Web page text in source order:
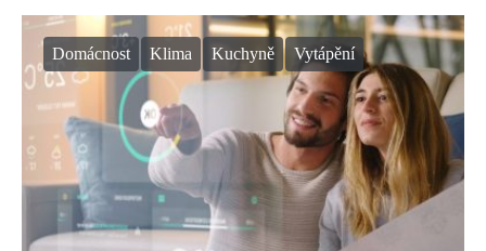
Domácnost Klima Kuchyně Vytápění